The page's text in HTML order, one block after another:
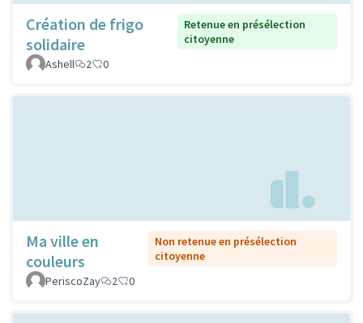
Création de frigo
solidaire
Retenue en présélection
citoyenne
Ashell
2 0
Ma ville en
couleurs
Non retenue en présélection
citoyenne
PeriscoZay
2 0